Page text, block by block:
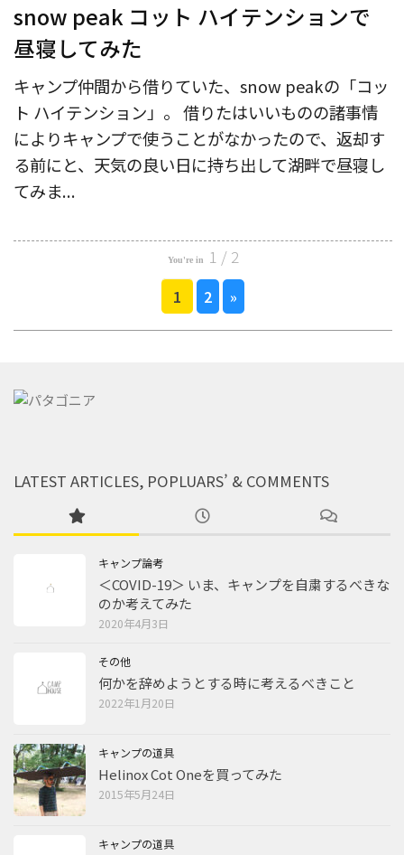
snow peak コット ハイテンションで
昼寝してみた
キャンプ仲間から借りていた、snow peakの「コッ
ト ハイテンション」。 借りたはいいものの諸事情
によりキャンプで使うことがなかったので、返却す
る前にと、天気の良い日に持ち出して湖畔で昼寝し
てみま...
1 / 2
1 2 »
LATEST ARTICLES, POPLUARS’ & COMMENTS
キャンプ論考
＜COVID-19＞ いま、キャンプを自粛するべきな
のか考えてみた
2020年4月3日
その他
何かを辞めようとする時に考えるべきこと
2022年1月20日
キャンプの道具
Helinox Cot Oneを買ってみた
2015年5月24日
キャンプの道具